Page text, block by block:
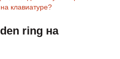
клавиатуре?
ring на